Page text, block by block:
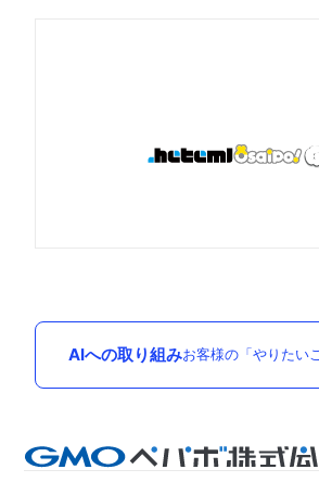
AIへの取り組みお客様の「やりたい